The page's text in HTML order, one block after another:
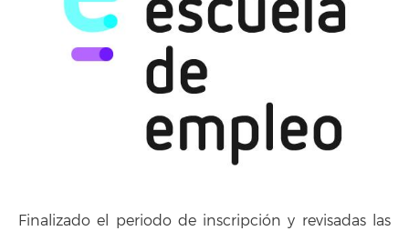
Finalizado el periodo de inscripción y revisadas las